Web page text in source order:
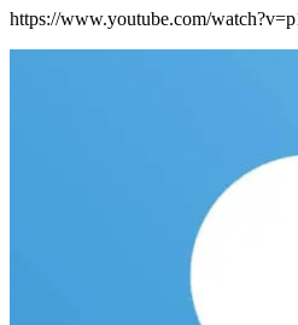
https://www.youtube.com/